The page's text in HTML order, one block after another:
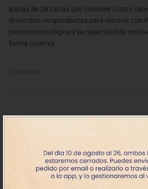
Baraja de 24 cartas que contiene cuatro
divertidos rompecabezas para resolver con
pensamiento lógico y la capacidad de
forma creativa.
MDOPCCGS01 Piks cartas lógica Oppi
Stock